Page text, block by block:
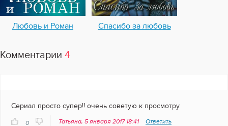
Любовь и Роман Спасибо за любовь
Комментарии 4
Сериал просто супер!! очень советую к просмотру
0 Татьяна, 5 января 2017 18:41 Ответить